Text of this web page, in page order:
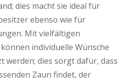
dies macht sie ideal für
ebenso wie für
Mit vielfältigen
individuelle Wünsche
werden; dies sorgt dafür, dass
Zaun findet, der